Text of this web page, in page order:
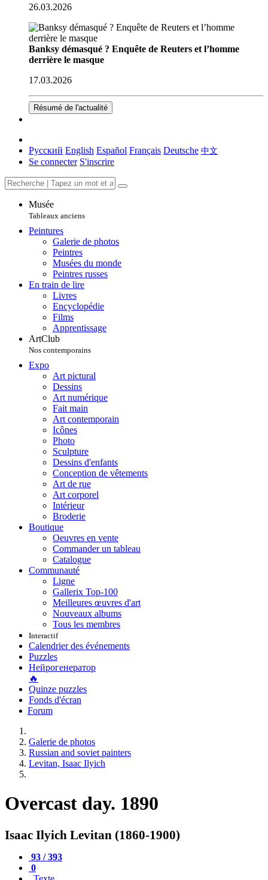
26.03.2026
Banksy démasqué ? Enquête de Reuters et l’homme
derrière le masque
17.03.2026
Résumé de l'actualité
Русский English Español Français Deutsche 中文
Se connecter S'inscrire
Musée
Tableaux anciens
Peintures
Galerie de photos
Peintres
Musées du monde
Peintres russes
En train de lire
Livres
Encyclopédie
Films
Apprentissage
ArtClub
Nos contemporains
Expo
Art pictural
Dessins
Art numérique
Fait main
Art contemporain
Icônes
Photo
Sculpture
Dessins d'enfants
Conception de vêtements
Art de rue
Art corporel
Intérieur
Broderie
Boutique
Oeuvres en vente
Commander un tableau
Catalogue
Communauté
Ligne
Gallerix Top-100
Meilleures œuvres d'art
Nouveaux albums
Tous les membres
Interactif
Calendrier des événements
Puzzles
Нейрогенератор
🔥
Quinze puzzles
Fonds d'écran
Forum
Galerie de photos
Russian and soviet painters
Levitan, Isaac Ilyich
Overcast day. 1890
Isaac Ilyich Levitan (1860-1900)
93 / 393
0